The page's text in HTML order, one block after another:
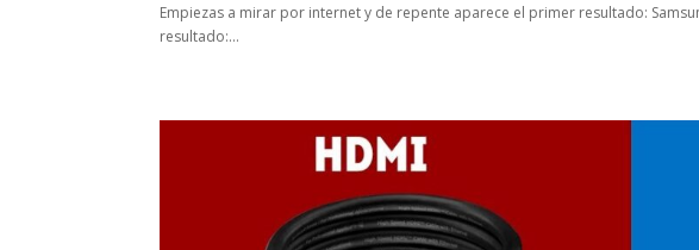
Empiezas a mirar por internet y de repente aparece el primer resultado:
resultado:...